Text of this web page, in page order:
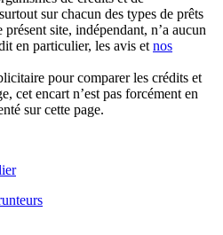
sur chacun des types de prêts
site, indépendant, n’a aucun
en particulier, les avis et nos
pour comparer les crédits et
cet encart n’est pas forcément en
sur cette page.